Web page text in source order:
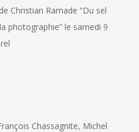
Christian Ramade “Du sel
photographie” le samedi 9
Chassagnite, Michel